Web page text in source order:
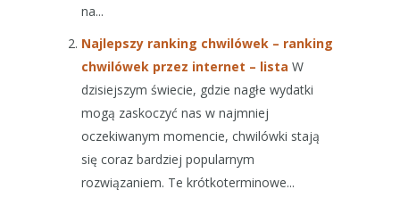
na...
Najlepszy ranking chwilówek – ranking
chwilówek przez internet – lista W
dzisiejszym świecie, gdzie nagłe wydatki
mogą zaskoczyć nas w najmniej
oczekiwanym momencie, chwilówki stają
się coraz bardziej popularnym
rozwiązaniem. Te krótkoterminowe...